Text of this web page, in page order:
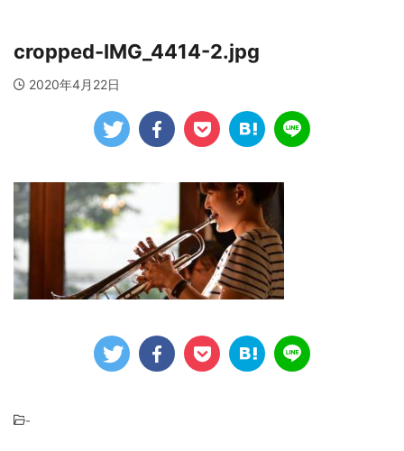
cropped-IMG_4414-2.jpg
2020年4月22日
-